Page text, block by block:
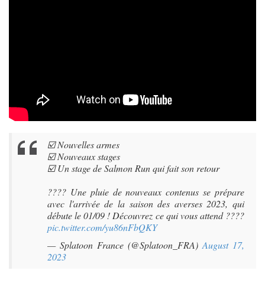
☑️ Nouvelles armes
☑️ Nouveaux stages
☑️ Un stage de Salmon Run qui fait son retour
???? Une pluie de nouveaux contenus se prépare
avec l'arrivée de la saison des averses 2023, qui
débute le 01/09 ! Découvrez ce qui vous attend ????
pic.twitter.com/yu86nFbQKY
— Splatoon France (@Splatoon_FRA) August 17,
2023